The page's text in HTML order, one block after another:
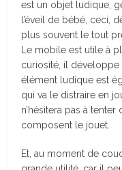
est un objet ludique,
l’éveil de bébé, ceci,
plus souvent le tout
Le mobile est utile à
curiosité, il développe
élément ludique est
qui va le distraire en
n’hésitera pas à tenter
composent le jouet.
Et, au moment de